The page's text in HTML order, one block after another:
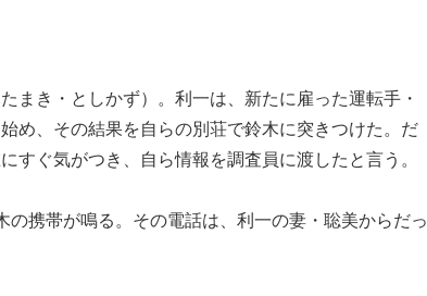
まき・としかず）。利一は、新たに雇った運転手・
め、その結果を自らの別荘で鈴木に突きつけた。だ
すぐ気がつき、自ら情報を調査員に渡したと言う。
携帯が鳴る。その電話は、利一の妻・聡美からだっ